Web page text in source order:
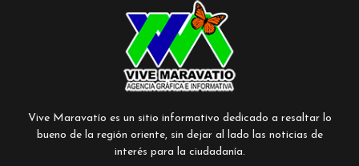
Vive Maravatío es un sitio informativo dedicado a resaltar lo
bueno de la región oriente, sin dejar al lado las noticias de
interés para la ciudadanía.